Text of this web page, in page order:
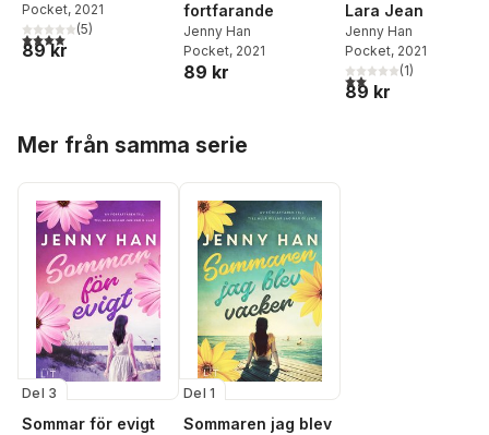
Pocket, 2021
4,0utav 5 stjärnor. Totalt antal röster:
(5)
89 kr
fortfarande
Jenny Han
Pocket, 2021
89 kr
Lara Jean
Jenny Han
Pocket, 2021
2,0utav 5 stjärnor.
(1)
89 kr
Mer från samma serie
Del 3
Sommar för evigt
Del 1
Sommaren jag blev